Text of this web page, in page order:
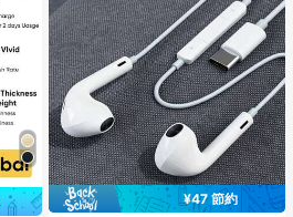
¥47 節約
#1 ベストセラー
に エレクトロニクス